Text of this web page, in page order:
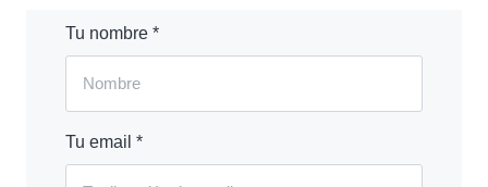
Tu nombre *
Tu email *